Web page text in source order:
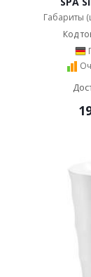
Габариты
Код